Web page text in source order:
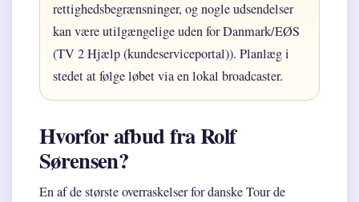
rettighedsbegrænsninger, og nogle udsendelser
kan være utilgængelige uden for Danmark/EØS
(TV 2 Hjælp (kundeserviceportal)). Planlæg i
stedet at følge løbet via en lokal broadcaster.
Hvorfor afbud fra Rolf
Sørensen?
En af de største overraskelser for danske Tour de